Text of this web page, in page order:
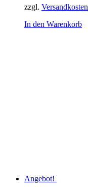
zzgl. Versandkosten
In den Warenkorb
Angebot!